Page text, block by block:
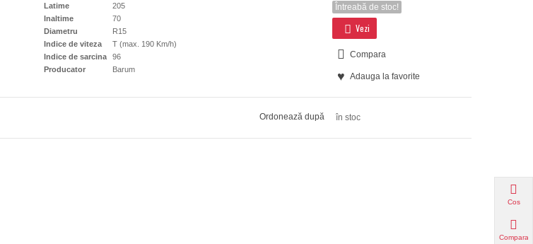
Latime
205
Inaltime
70
Diametru
R15
Indice de viteza
T (max. 190 Km/h)
Indice de sarcina
96
Producator
Barum
Întreabă de stoc!
Vezi
Compara
Adauga la favorite
Ordonează după în stoc
Cos
Compara